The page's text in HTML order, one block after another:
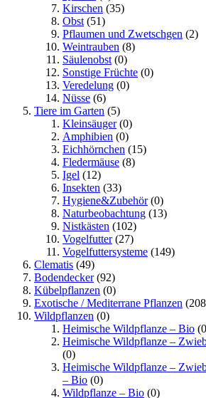
Kirschen (35)
Obst (51)
Pflaumen und Zwetschgen (2)
Weintrauben (8)
Säulenobst (0)
Sonstige Früchte (0)
Veredelung (0)
Nüsse (6)
Tiere im Garten (5)
Kleinsäuger(0)
Amphibien (0)
Eichhörnchen (15)
Fledermäuse (8)
Igel (12)
Insekten (33)
Hygiene&Zubehör(0)
Naturbeobachtung (13)
Nistkästen (102)
Vogelfutter(27)
Vogelfuttersysteme (149)
Clematis (49)
Bodendecker(92)
Kübelpflanzen (0)
Exotische / Mediterrane Pflanzen
Wildpflanzen (0)
Heimische Wildpflanze – Bio
Heimische Wildpflanze –
(0)
Heimische Wildpflanze –
– Bio (0)
Wildpflanze – Bio (0)